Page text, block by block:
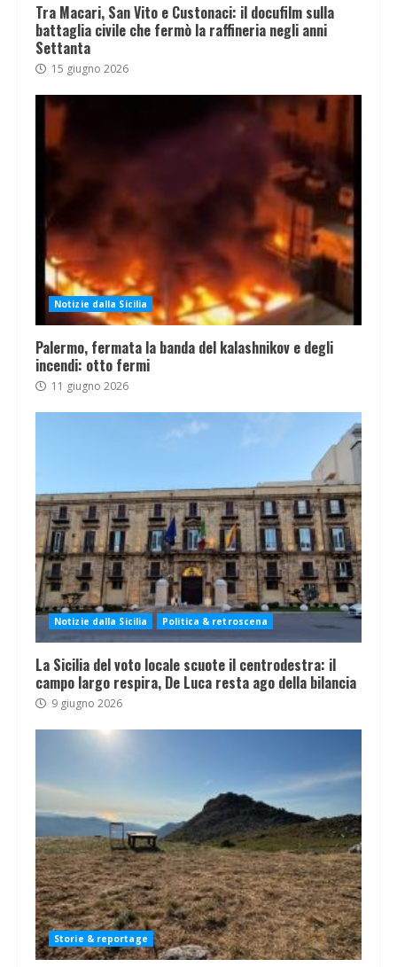
Tra Macari, San Vito e Custonaci: il docufilm sulla
battaglia civile che fermò la raffineria negli anni
Settanta
15 giugno 2026
Notizie dalla Sicilia
Palermo, fermata la banda del kalashnikov e degli
incendi: otto fermi
11 giugno 2026
Notizie dalla Sicilia Politica & retroscena
La Sicilia del voto locale scuote il centrodestra: il
campo largo respira, De Luca resta ago della bilancia
9 giugno 2026
Storie & reportage